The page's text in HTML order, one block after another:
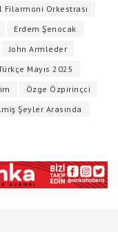
Filarmoni Orkestrası
Erdem Şenocak
John Armleder
Mayıs 2025
Özge Özpirinçci
Şeyler Arasında